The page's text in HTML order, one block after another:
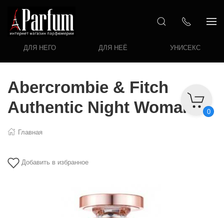
ДЛЯ НЕГО ДЛЯ НЕЁ УНИСЕКС
0
Abercrombie & Fitch
Authentic Night Woman
Главная
Добавить в избранное